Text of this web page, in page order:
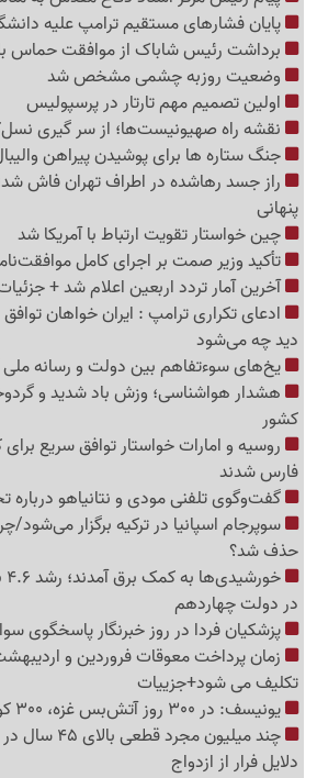
پایان فشارهای مستقیم ترامپ علیه
برداشت رئیس شاباک از موافقت حماس
وضعیت روزبه چشمی مشخص شد
اولین تصمیم مهم تارتار در پرسپولیس
نقشه راه صهیونیست‌ها؛ از سر گیری
جنگ ستاره ها برای پوشیدن پیراهن
راز جسد رهاشده در اطراف تهران فاش
پنهانی
چین خواستار تقویت ارتباط با آمریکا شد
تأکید وزیر صمت بر اجرای کامل
آخرین آمار تردد اربعین اعلام شد +
ادعای تکراری ترامپ : ایران خواهان
دید چه می‌شود
یخ‌های سوءتفاهم بین دولت و رسانه
هشدار هواشناسی؛ وزش باد شدید و
کشور
روسیه و امارات خواستار توافق سریع
فارس شدند
گفت‌وگوی تلفنی مودی و نتانیاهو درباره
سوپرجام اسپانیا در ترکیه برگزار می‌شود/
حذف شد؟
در دولت چهاردهم
پزشکیان فردا در روز خبرنگار پاسخگوی
زمان پرداخت معوقات فروردین و
تکلیف می شود+جزییات
یونیسف: در 300 روز آتش‌بس غزه، 300 کودک جان باختند
چند میلیون
دلایل فرار از ازدواج